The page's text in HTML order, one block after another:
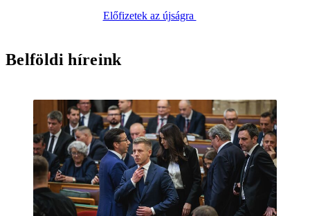
Előfizetek az újságra
Belföldi híreink